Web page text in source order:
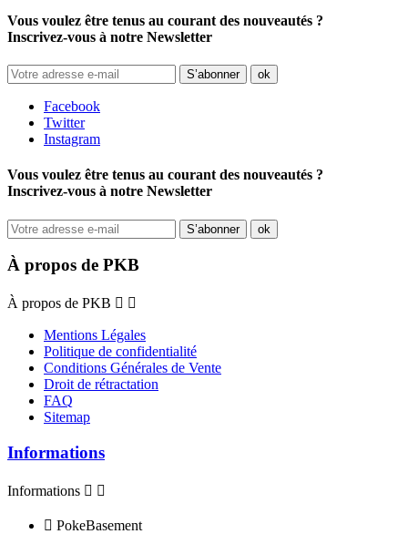
Vous voulez être tenus au courant des nouveautés ?
Inscrivez-vous à notre Newsletter
Facebook
Twitter
Instagram
Vous voulez être tenus au courant des nouveautés ?
Inscrivez-vous à notre Newsletter
À propos de PKB
À propos de PKB  
Mentions Légales
Politique de confidentialité
Conditions Générales de Vente
Droit de rétractation
FAQ
Sitemap
Informations
Informations  
 PokeBasement